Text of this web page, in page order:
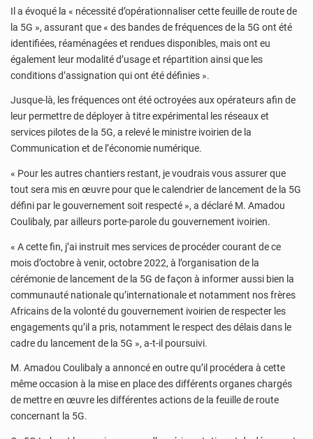
Il a évoqué la « nécessité d’opérationnaliser cette feuille de route de
la 5G », assurant que « des bandes de fréquences de la 5G ont été
identifiées, réaménagées et rendues disponibles, mais ont eu
également leur modalité d’usage et répartition ainsi que les
conditions d’assignation qui ont été définies ».
Jusque-là, les fréquences ont été octroyées aux opérateurs afin de
leur permettre de déployer à titre expérimental les réseaux et
services pilotes de la 5G, a relevé le ministre ivoirien de la
Communication et de l’économie numérique.
« Pour les autres chantiers restant, je voudrais vous assurer que
tout sera mis en œuvre pour que le calendrier de lancement de la 5G
défini par le gouvernement soit respecté », a déclaré M. Amadou
Coulibaly, par ailleurs porte-parole du gouvernement ivoirien.
« A cette fin, j’ai instruit mes services de procéder courant de ce
mois d’octobre à venir, octobre 2022, à l’organisation de la
cérémonie de lancement de la 5G de façon à informer aussi bien la
communauté nationale qu’internationale et notamment nos frères
Africains de la volonté du gouvernement ivoirien de respecter les
engagements qu’il a pris, notamment le respect des délais dans le
cadre du lancement de la 5G », a-t-il poursuivi.
M. Amadou Coulibaly a annoncé en outre qu’il procédera à cette
même occasion à la mise en place des différents organes chargés
de mettre en œuvre les différentes actions de la feuille de route
concernant la 5G.